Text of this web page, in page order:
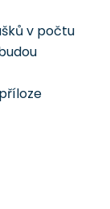
v počtu